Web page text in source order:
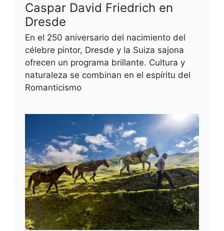
Caspar David Friedrich en
Dresde
En el 250 aniversario del nacimiento del
célebre pintor, Dresde y la Suiza sajona
ofrecen un programa brillante. Cultura y
naturaleza se combinan en el espíritu del
Romanticismo